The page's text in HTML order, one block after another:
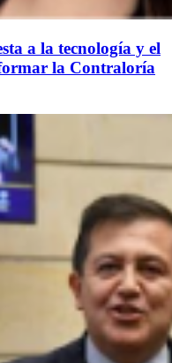
a la tecnología y el
la Contraloría